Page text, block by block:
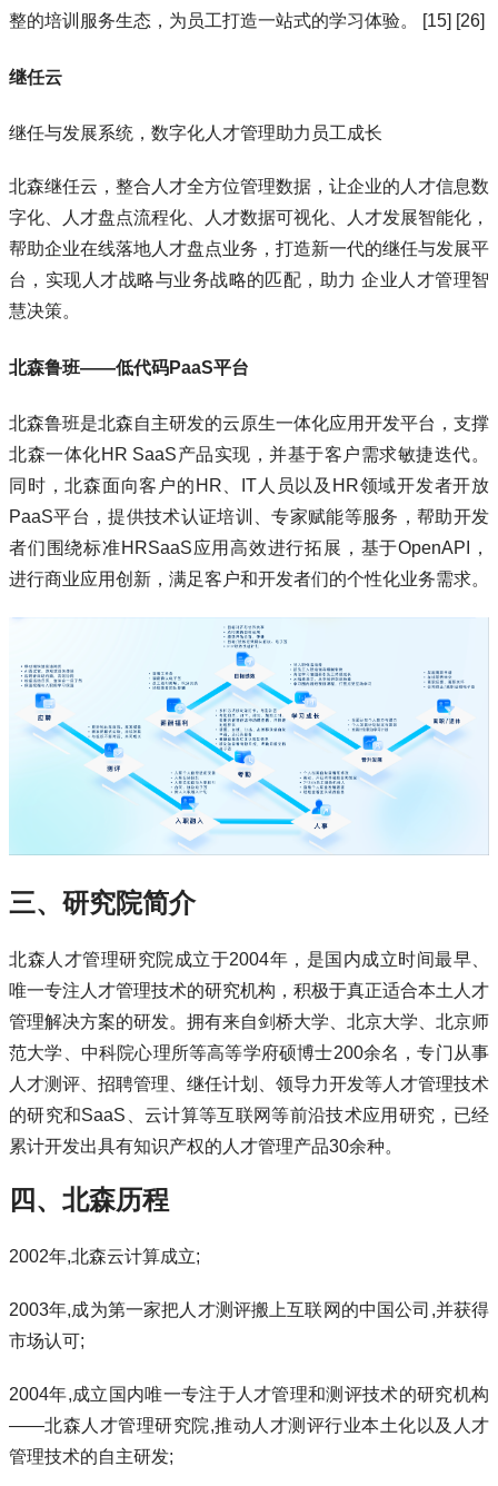
整的培训服务生态，为员工打造一站式的学习体验。 [15] [26]
继任云
继任与发展系统，数字化人才管理助力员工成长
北森继任云，整合人才全方位管理数据，让企业的人才信息数
字化、人才盘点流程化、人才数据可视化、人才发展智能化，
帮助企业在线落地人才盘点业务，打造新一代的继任与发展平
台，实现人才战略与业务战略的匹配，助力 企业人才管理智
慧决策。
北森鲁班——低代码PaaS平台
北森鲁班是北森自主研发的云原生一体化应用开发平台，支撑
北森一体化HR SaaS产品实现，并基于客户需求敏捷迭代。
同时，北森面向客户的HR、IT人员以及HR领域开发者开放
PaaS平台，提供技术认证培训、专家赋能等服务，帮助开发
者们围绕标准HRSaaS应用高效进行拓展，基于OpenAPI，
进行商业应用创新，满足客户和开发者们的个性化业务需求。
三、研究院简介
北森人才管理研究院成立于2004年，是国内成立时间最早、
唯一专注人才管理技术的研究机构，积极于真正适合本土人才
管理解决方案的研发。拥有来自剑桥大学、北京大学、北京师
范大学、中科院心理所等高等学府硕博士200余名，专门从事
人才测评、招聘管理、继任计划、领导力开发等人才管理技术
的研究和SaaS、云计算等互联网等前沿技术应用研究，已经
累计开发出具有知识产权的人才管理产品30余种。
四、北森历程
2002年,北森云计算成立;
2003年,成为第一家把人才测评搬上互联网的中国公司,并获得
市场认可;
2004年,成立国内唯一专注于人才管理和测评技术的研究机构
——北森人才管理研究院,推动人才测评行业本土化以及人才
管理技术的自主研发;